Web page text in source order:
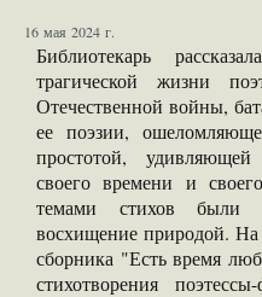
16 мая 2024 г.
Библиотекарь
трагической жизни
Отечественной войны,
ее поэзии,
простотой,
своего времени и
темами стихов
восхищение природой.
сборника "Есть время
стихотворения